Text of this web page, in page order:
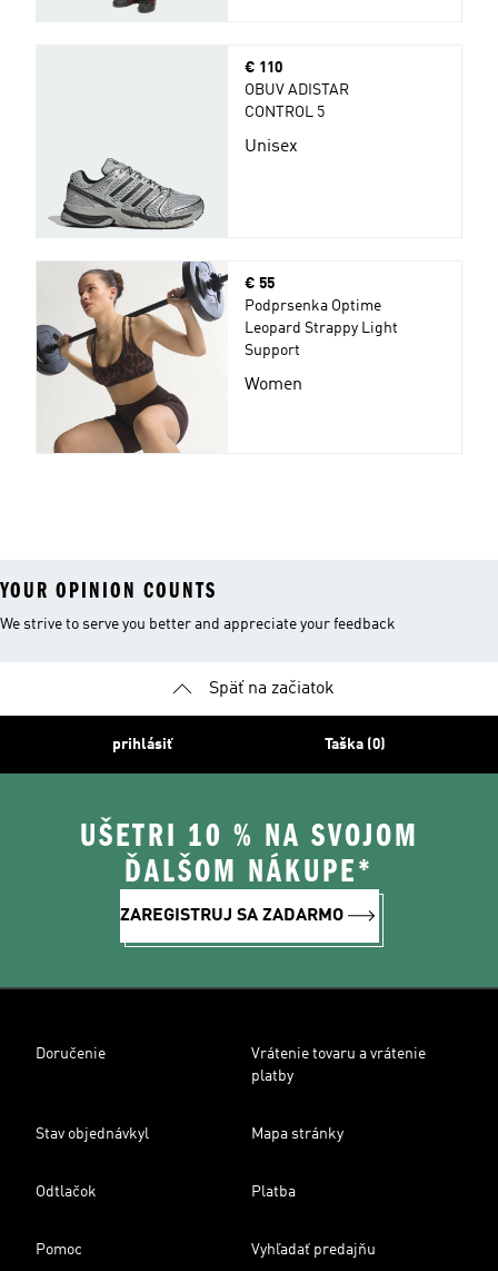
Cena
€ 110
OBUV ADISTAR
CONTROL 5
Unisex
Cena
€ 55
Podprsenka Optime
Leopard Strappy Light
Support
Women
YOUR OPINION COUNTS
We strive to serve you better and appreciate your feedback
Späť na začiatok
prihlásiť Taška (0)
UŠETRI 10 % NA SVOJOM
ĎALŠOM NÁKUPE*
ZAREGISTRUJ SA ZADARMO
Doručenie
Vrátenie tovaru a vrátenie
platby
Stav objednávkyl Mapa stránky
Odtlačok Platba
Pomoc Vyhľadať predajňu